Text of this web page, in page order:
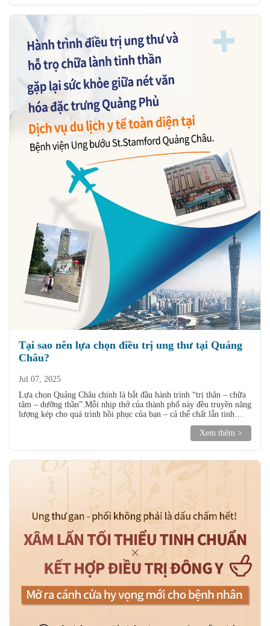
Tại sao nên lựa chọn điều trị ung thư tại Quảng
Châu?
Jul 07, 2025
Lựa chọn Quảng Châu chính là bắt đầu hành trình “trị thân – chữa
tâm – dưỡng thần”.Mỗi nhịp thở của thành phố này đều truyền năng
lượng kép cho quá trình hồi phục của bạn – cả thể chất lẫn tinh
Xem thêm >